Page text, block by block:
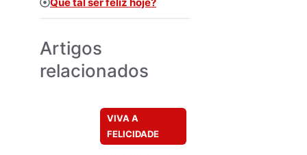
Artigos
relacionados
VIVA A
FELICIDADE